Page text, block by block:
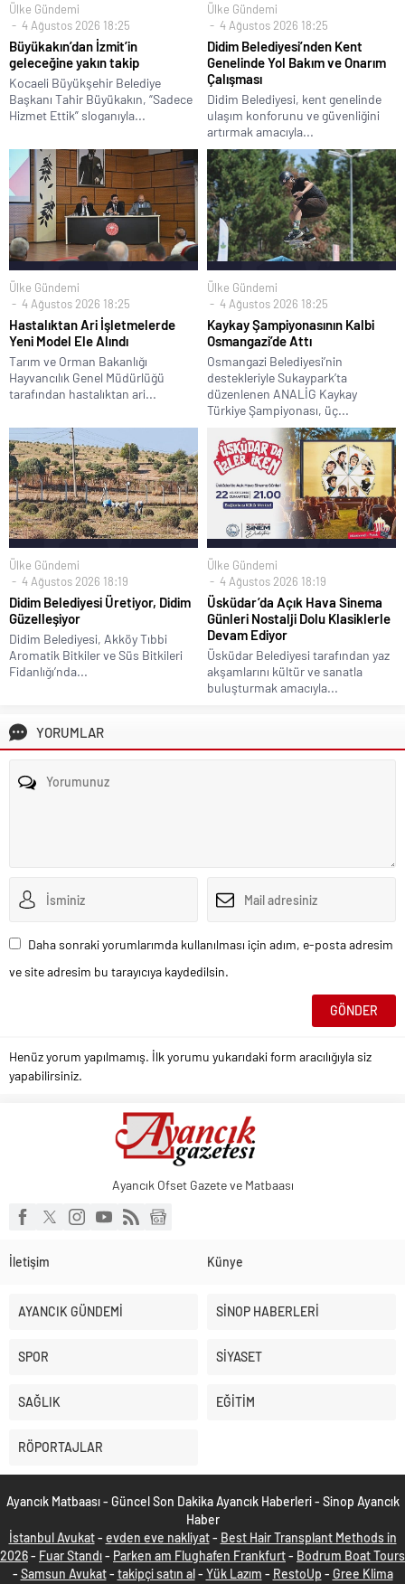
Ülke Gündemi
4 Ağustos 2026 18:25
Büyükakın’dan İzmit’in
geleceğine yakın takip
Kocaeli Büyükşehir Belediye
Başkanı Tahir Büyükakın, “Sadece
Hizmet Ettik” sloganıyla...
Ülke Gündemi
4 Ağustos 2026 18:25
Didim Belediyesi’nden Kent
Genelinde Yol Bakım ve Onarım
Çalışması
Didim Belediyesi, kent genelinde
ulaşım konforunu ve güvenliğini
artırmak amacıyla...
Ülke Gündemi
4 Ağustos 2026 18:25
Hastalıktan Ari İşletmelerde
Yeni Model Ele Alındı
Tarım ve Orman Bakanlığı
Hayvancılık Genel Müdürlüğü
tarafından hastalıktan ari...
Ülke Gündemi
4 Ağustos 2026 18:25
Kaykay Şampiyonasının Kalbi
Osmangazi’de Attı
Osmangazi Belediyesi’nin
destekleriyle Sukaypark’ta
düzenlenen ANALİG Kaykay
Türkiye Şampiyonası, üç...
Ülke Gündemi
4 Ağustos 2026 18:19
Didim Belediyesi Üretiyor, Didim
Güzelleşiyor
Didim Belediyesi, Akköy Tıbbi
Aromatik Bitkiler ve Süs Bitkileri
Fidanlığı’nda...
Ülke Gündemi
4 Ağustos 2026 18:19
Üsküdar’da Açık Hava Sinema
Günleri Nostalji Dolu Klasiklerle
Devam Ediyor
Üsküdar Belediyesi tarafından yaz
akşamlarını kültür ve sanatla
buluşturmak amacıyla...
YORUMLAR
Daha sonraki yorumlarımda kullanılması için adım, e-posta adresim
ve site adresim bu tarayıcıya kaydedilsin.
Henüz yorum yapılmamış. İlk yorumu yukarıdaki form aracılığıyla siz
yapabilirsiniz.
Ayancık Ofset Gazete ve Matbaası
İletişim Künye
AYANCIK GÜNDEMİ SİNOP HABERLERİ
SPOR SİYASET
SAĞLIK EĞİTİM
RÖPORTAJLAR
Ayancık Matbaası - Güncel Son Dakika Ayancık Haberleri - Sinop Ayancık
Haber
İstanbul Avukat- evden eve nakliyat- Best Hair Transplant Methods in
2026- Fuar Standı- Parken am Flughafen Frankfurt- Bodrum Boat Tours
- Samsun Avukat- takipçi satın al - Yük Lazım - RestoUp - Gree Klima